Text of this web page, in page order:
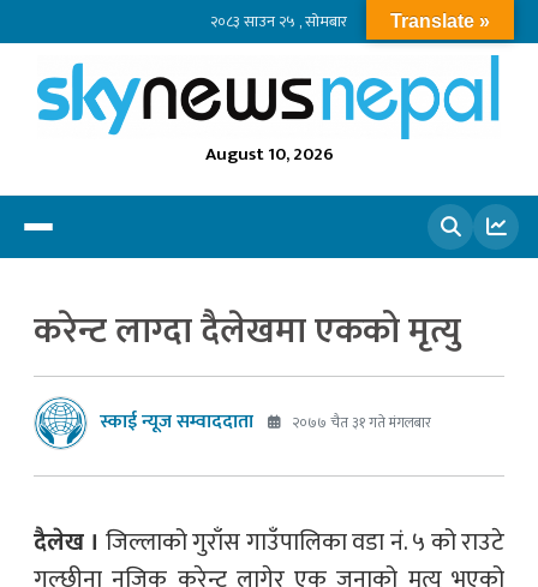
२०८३ साउन २५ , सोमबार
August 10, 2026
करेन्ट लाग्दा दैलेखमा एकको मृत्यु
स्काई न्यूज सम्वाददाता २०७७ चैत ३१ गते मंगलबार
दैलेख । जिल्लाको गुराँस गाउँपालिका वडा नं. ५ को राउटे
Translate »